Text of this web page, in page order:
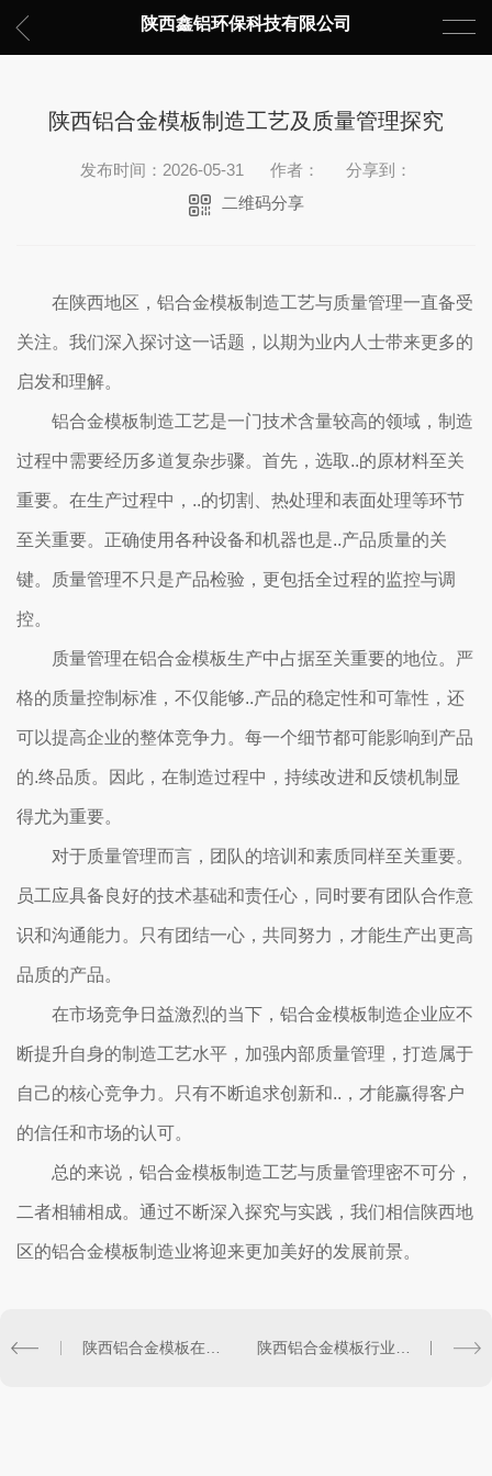
陕西鑫铝环保科技有限公司
陕西铝合金模板制造工艺及质量管理探究
发布时间：2026-05-31 作者：
分享到：
二维码分享
在陕西地区，铝合金模板制造工艺与质量管理一直备受
关注。我们深入探讨这一话题，以期为业内人士带来更多的
启发和理解。
铝合金模板制造工艺是一门技术含量较高的领域，制造
过程中需要经历多道复杂步骤。首先，选取..的原材料至关
重要。在生产过程中，..的切割、热处理和表面处理等环节
至关重要。正确使用各种设备和机器也是..产品质量的关
键。质量管理不只是产品检验，更包括全过程的监控与调
控。
质量管理在铝合金模板生产中占据至关重要的地位。严
格的质量控制标准，不仅能够..产品的稳定性和可靠性，还
可以提高企业的整体竞争力。每一个细节都可能影响到产品
的.终品质。因此，在制造过程中，持续改进和反馈机制显
得尤为重要。
对于质量管理而言，团队的培训和素质同样至关重要。
员工应具备良好的技术基础和责任心，同时要有团队合作意
识和沟通能力。只有团结一心，共同努力，才能生产出更高
品质的产品。
在市场竞争日益激烈的当下，铝合金模板制造企业应不
断提升自身的制造工艺水平，加强内部质量管理，打造属于
自己的核心竞争力。只有不断追求创新和..，才能赢得客户
的信任和市场的认可。
总的来说，铝合金模板制造工艺与质量管理密不可分，
二者相辅相成。通过不断深入探究与实践，我们相信陕西地
区的铝合金模板制造业将迎来更加美好的发展前景。